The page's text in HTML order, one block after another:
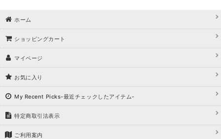
ホーム
ショッピングカート
マイページ
お気に入り
My Recent Picks-最近チェックしたアイテム-
特定商取引法表示
ご利用案内